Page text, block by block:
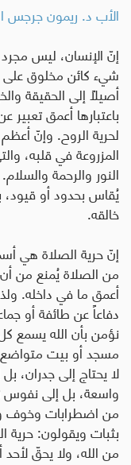
الأب د. ريمون جرجس
إنّ الإنسان، ليس
شيء كائن مخلوق على
أصيلاً إلى الحقيقة
باعتبارها أعمق
لحرية الروح. وإنّ أعظم
المزروعة في قلبه،
النور والرحمة والسلام.
يُقاس بحدود أو
خالقه.
إنّ حرية الصلاة هي
من الصلاة يُمنع من
أعمق ما في داخله.
دفاعاً عن طائفة أو
نؤمن بأن الله
مسجد أو بيت
لا يحتاج إلى جدران،
واسعة، بل إلى نفوس
من اضطرابات وخوف
بثبات ويقولون:حرية
من الله، ولا يحقّ لأحد